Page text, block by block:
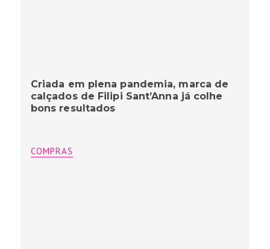
Criada em plena pandemia, marca de
calçados de Filipi Sant’Anna já colhe
bons resultados
COMPRAS